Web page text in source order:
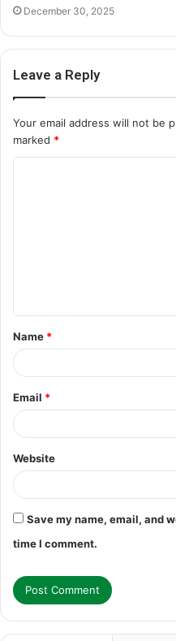
December 30, 2025
Leave a Reply
Your email address will not be
marked *
t
*
Name *
Email *
Website
Save my name, email, and
time I comment.